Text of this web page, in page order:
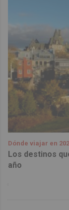
Dónde viajar en
Los destinos
año